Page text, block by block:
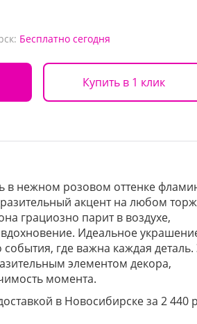
Бесплатно сегодня
Купить в 1 клик
в нежном розовом оттенке
акцент на любом
грациозно парит в воздухе,
Идеальное
где важна каждая деталь.
элементом декора,
момента.
в Новосибирске за 2 440